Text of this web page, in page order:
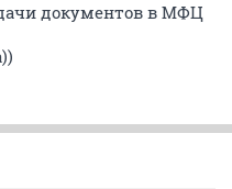
документов в МФЦ